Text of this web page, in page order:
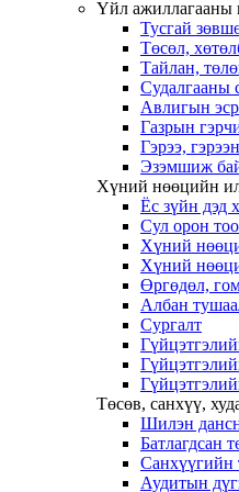
Үйл ажиллагааны
Тусгай
Төсөл,
Тайлан,
Судалгааны
Авлигын
Газрын
Гэрээ,
Эзэмшиж
Хүний нөөцийн
Ёс зүйн дэд
Сул орон
Хүний
Хүний
Өргөдөл,
Албан
Сургалт
Төсөв, санхүү,
Шилэн
Батлагдсан
Санхүүгийн
Аудитын